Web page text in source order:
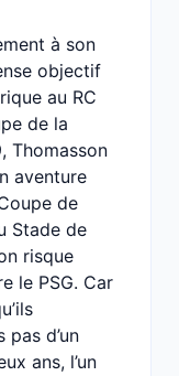
à son
objectif
au RC
de la
Thomasson
aventure
de
Stade de
risque
le PSG. Car
d’un
ans, l’un